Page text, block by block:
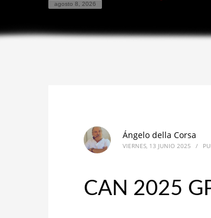
agosto 8, 2026
Ángelo della Corsa
VIERNES, 13 JUNIO 2025 /
CAN 2025